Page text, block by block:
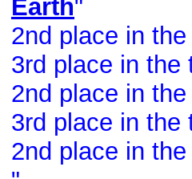
Earth"
2nd place in
3rd place in the
2nd place in
3rd place in the
2nd place in